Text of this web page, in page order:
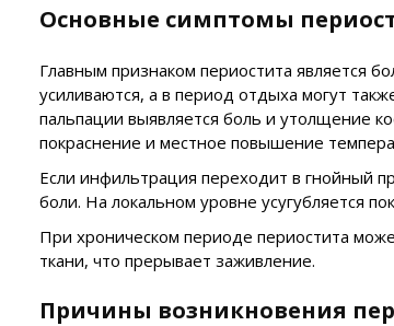
Основные симптомы
Главным признаком периостита является
усиливаются, а в период отдыха могут
пальпации выявляется боль и утолщение
покраснение и местное повышение
Если инфильтрация переходит в гнойный
боли. На локальном уровне усугубляется
При хроническом периоде периостита
ткани, что прерывает заживление.
Причины возникновения